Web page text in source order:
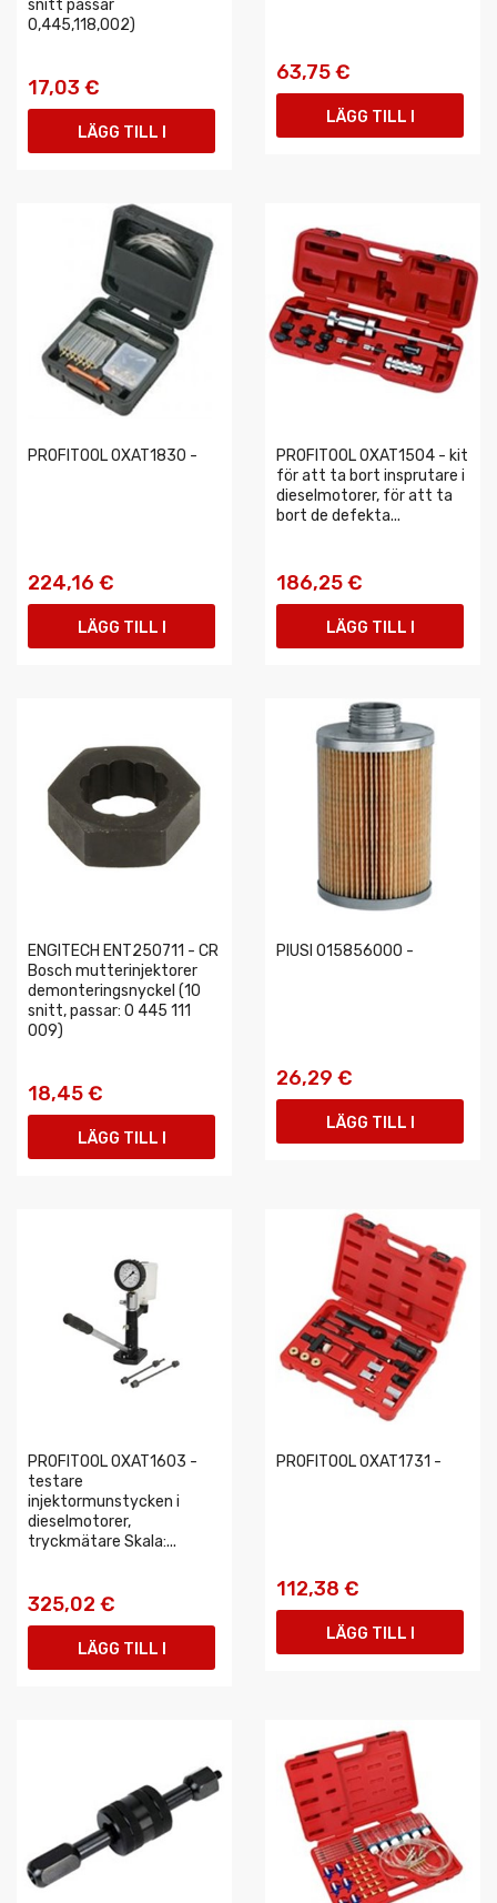
snitt passar
0,445,118,002)
17,03 €
LÄGG TILL I
63,75 €
LÄGG TILL I
PROFITOOL 0XAT1830 -
224,16 €
LÄGG TILL I
PROFITOOL 0XAT1504 - kit
för att ta bort insprutare i
dieselmotorer, för att ta
bort de defekta...
186,25 €
LÄGG TILL I
ENGITECH ENT250711 - CR
Bosch mutterinjektorer
demonteringsnyckel (10
snitt, passar: 0 445 111
009)
18,45 €
LÄGG TILL I
PIUSI 015856000 -
26,29 €
LÄGG TILL I
PROFITOOL 0XAT1603 -
testare
injektormunstycken i
dieselmotorer,
tryckmätare Skala:...
325,02 €
LÄGG TILL I
PROFITOOL 0XAT1731 -
112,38 €
LÄGG TILL I